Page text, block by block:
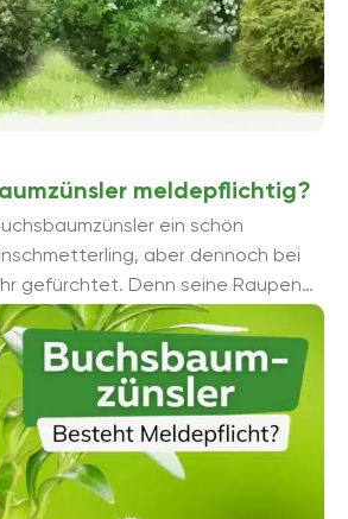
meldepflichtig?
ein schön
aber dennoch bei
gefürchtet. Denn seine Raupen
Erfahren Sie hier, ob